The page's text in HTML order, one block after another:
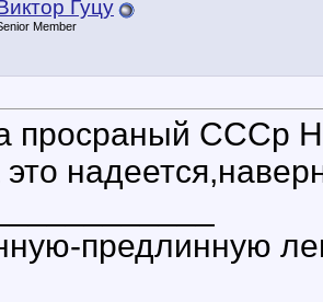
Гуцу
Member
просраный СССр
предлинную